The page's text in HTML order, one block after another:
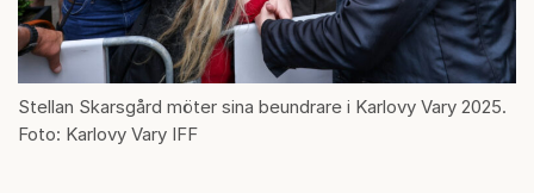
Stellan Skarsgård möter sina beundrare i Karlovy Vary 2025.
Foto: Karlovy Vary IFF